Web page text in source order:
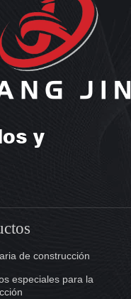
y
de construcción
especiales para la